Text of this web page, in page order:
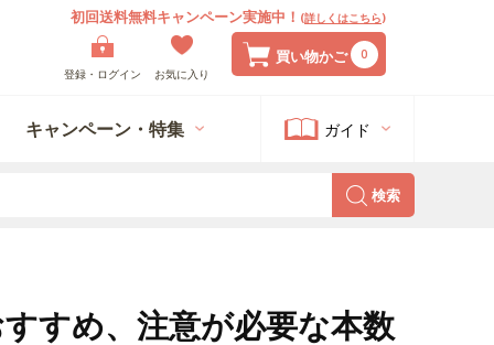
登録・ログイン お気に入り
初回送料無料キャンペーン実施中！ (詳しくはこちら)
買い物かご 0
キャンペーン・特集 ガイド
検索
すめ、注意が必要な本数